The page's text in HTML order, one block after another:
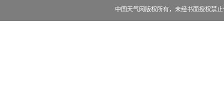
中国天气网版权所有，未经书面授权